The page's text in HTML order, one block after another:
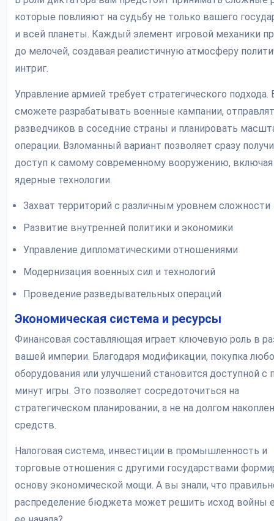
которые повлияют на судьбу не только вашего
и всей планеты. Каждый элемент игровой механики
до мелочей, создавая реалистичную атмосферу
интриг.
Управление армией требует стратегического подхода.
сможете разрабатывать военные кампании,
разведчиков в соседние страны и планировать
операции. Взломанный вариант позволяет сразу
доступ к самому современному вооружению, включая
ядерные технологии.
Захват территорий с различным уровнем сложности
Развитие внутренней политики и экономики
Управление дипломатическими отношениями
Модернизация военных сил и технологий
Проведение разведывательных операций
Экономическая система и ресурсы
Финансовая составляющая играет ключевую роль в
вашей империи. Благодаря модификации, покупка
оборудования или улучшений становится доступной с
минут игры. Это позволяет сосредоточиться на
стратегическом планировании, а не на долгом
средств.
Налоговая система, инвестиции в промышленность и
торговые отношения с другими государствами
основу экономической мощи. А вы знали, что
распределение бюджета может решить исход войны